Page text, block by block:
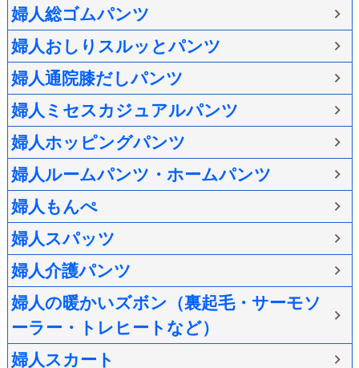
婦人総ゴムパンツ
婦人おしりスルッとパンツ
婦人通院膝だしパンツ
婦人ミセスカジュアルパンツ
婦人ホッピングパンツ
婦人ルームパンツ・ホームパンツ
婦人もんぺ
婦人スパッツ
婦人介護パンツ
婦人の暖かいズボン（裏起毛・サーモソ
ーラー・トレヒートなど）
婦人スカート